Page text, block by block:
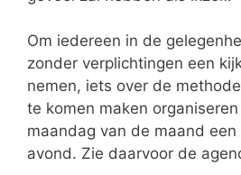
Om iedereen in de
zonder verplichtingen een
nemen, iets over de
te komen maken
maandag van de maand
avond. Zie daarvoor de